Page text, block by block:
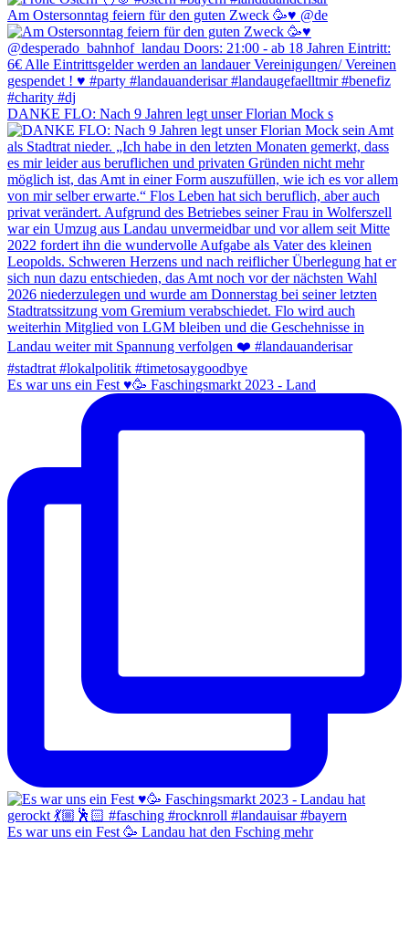
Am Ostersonntag feiern für den guten Zweck 🥳♥️ @de
DANKE FLO: Nach 9 Jahren legt unser Florian Mock s
Es war uns ein Fest ♥️🥳 Faschingsmarkt 2023 - Land
Es war uns ein Fest 🥳 Landau hat den Fsching mehr